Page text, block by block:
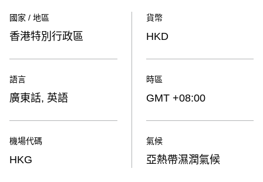
國家 / 地區
香港特別行政區
語言
廣東話, 英語
機場代碼
HKG
貨幣
HKD
時區
GMT +08:00
氣候
亞熱帶濕潤氣候